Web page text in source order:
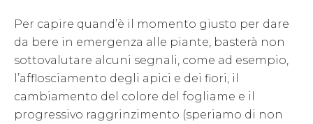
Per capire quand’è il momento giusto per dare
da bere in emergenza alle piante, basterà non
sottovalutare alcuni segnali, come ad esempio,
l’afflosciamento degli apici e dei fiori, il
cambiamento del colore del fogliame e il
progressivo raggrinzimento (speriamo di non